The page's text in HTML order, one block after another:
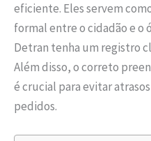
eficiente. Eles servem
formal entre o cidadão e o
Detran tenha um registro
Além disso, o correto
é crucial para evitar
pedidos.